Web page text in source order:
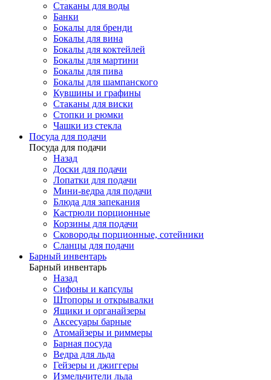
Стаканы для воды
Банки
Бокалы для бренди
Бокалы для вина
Бокалы для коктейлей
Бокалы для мартини
Бокалы для пива
Бокалы для шампанского
Кувшины и графины
Стаканы для виски
Стопки и рюмки
Чашки из стекла
Посуда для подачи
Посуда для подачи
Назад
Доски для подачи
Лопатки для подачи
Мини-ведра для подачи
Блюда для запекания
Кастрюли порционные
Корзины для подачи
Сковороды порционные, сотейники
Сланцы для подачи
Барный инвентарь
Барный инвентарь
Назад
Сифоны и капсулы
Штопоры и открывалки
Ящики и органайзеры
Аксесуары барные
Атомайзеры и риммеры
Барная посуда
Ведра для льда
Гейзеры и джиггеры
Измельчители льда